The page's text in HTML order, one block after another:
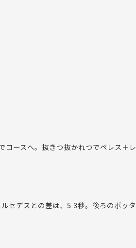
コースへ。抜きつ抜かれつでペレス＋レ
セデスとの差は、5.3秒。後ろのボッタ